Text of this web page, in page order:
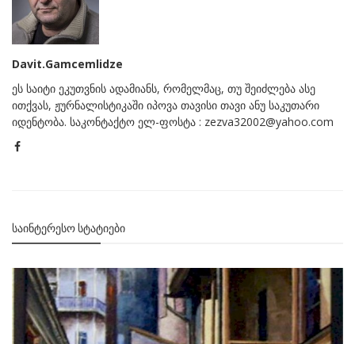
Davit.Gamcemlidze
ეს საიტი ეკუთვნის ადამიანს, რომელმაც, თუ შეიძლება ასე
ითქვას, ჟურნალისტიკაში იპოვა თავისი თავი ანუ საკუთარი
იდენტობა. საკონტაქტო ელ-ფოსტა : zezva32002@yahoo.com
ᲡᲐᲘᲜᲢᲔᲠᲔᲡᲝ ᲡᲢᲐᲢᲘᲔᲑᲘ